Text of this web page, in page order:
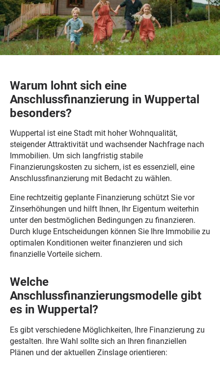
Warum lohnt sich eine
Anschlussfinanzierung in Wuppertal
besonders?
Wuppertal ist eine Stadt mit hoher Wohnqualität,
steigender Attraktivität und wachsender Nachfrage nach
Immobilien. Um sich langfristig stabile
Finanzierungskosten zu sichern, ist es essenziell, eine
Anschlussfinanzierung mit Bedacht zu wählen.
Eine rechtzeitig geplante Finanzierung schützt Sie vor
Zinserhöhungen und hilft Ihnen, Ihr Eigentum weiterhin
unter den bestmöglichen Bedingungen zu finanzieren.
Durch kluge Entscheidungen können Sie Ihre Immobilie zu
optimalen Konditionen weiter finanzieren und sich
finanzielle Vorteile sichern.
Welche
Anschlussfinanzierungsmodelle gibt
es in Wuppertal?
Es gibt verschiedene Möglichkeiten, Ihre Finanzierung zu
gestalten. Ihre Wahl sollte sich an Ihren finanziellen
Plänen und der aktuellen Zinslage orientieren: